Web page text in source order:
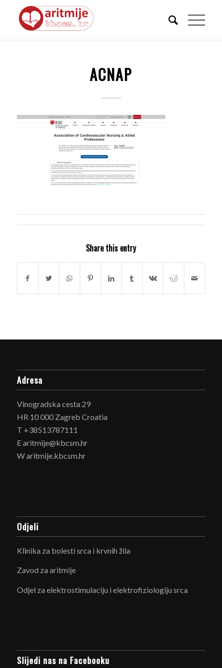
ACNAP
Share this entry
Adresa
Vinogradska cesta 29
HR 10 000 Zagreb Croatia
T +38513787111
E aritmije@kbcsm.hr
W aritmije.kbcsm.hr
Odjeli
Klinika za bolesti srca i krvnih žila
Zavod za aritmije
Odjel za elektrostimulaciju i elektrofiziologiju srca
Slijedi nas na Facebooku